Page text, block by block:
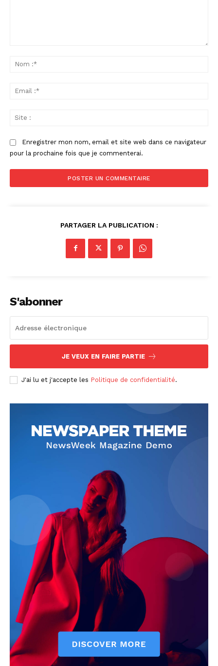
Enregistrer mon nom, email et site web dans ce navigateur
pour la prochaine fois que je commenterai.
PARTAGER LA PUBLICATION :
S'abonner
JE VEUX EN FAIRE PARTIE
J'ai lu et j'accepte les Politique de confidentialité.